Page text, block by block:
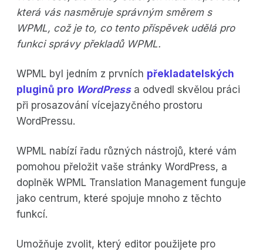
která vás nasměruje správným směrem s
WPML, což je to, co tento příspěvek udělá pro
funkci správy překladů WPML.
WPML byl jedním z prvních překladatelských
pluginů pro WordPressa odvedl skvělou práci
při prosazování vícejazyčného prostoru
WordPressu.
WPML nabízí řadu různých nástrojů, které vám
pomohou přeložit vaše stránky WordPress, a
doplněk WPML Translation Management funguje
jako centrum, které spojuje mnoho z těchto
funkcí.
Umožňuje zvolit, který editor použijete pro